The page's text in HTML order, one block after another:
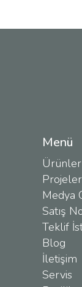
Menü
Ürünler
Projeler
Medya
Satış
Teklif
Blog
İletişim
Servis